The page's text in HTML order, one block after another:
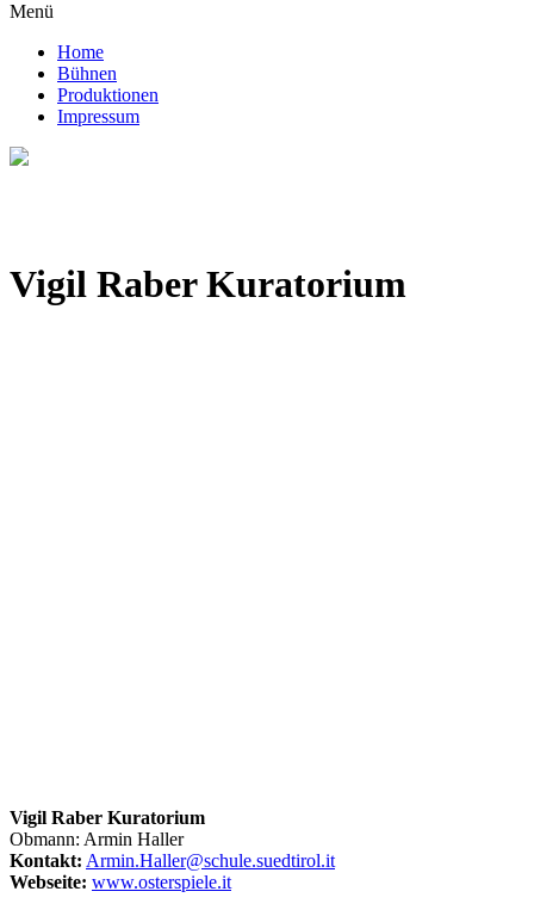
Menü
Home
Bühnen
Produktionen
Impressum
Vigil Raber Kuratorium
Vigil Raber Kuratorium
Obmann: Armin Haller
Kontakt: Armin.Haller@schule.suedtirol.it
Webseite: www.osterspiele.it